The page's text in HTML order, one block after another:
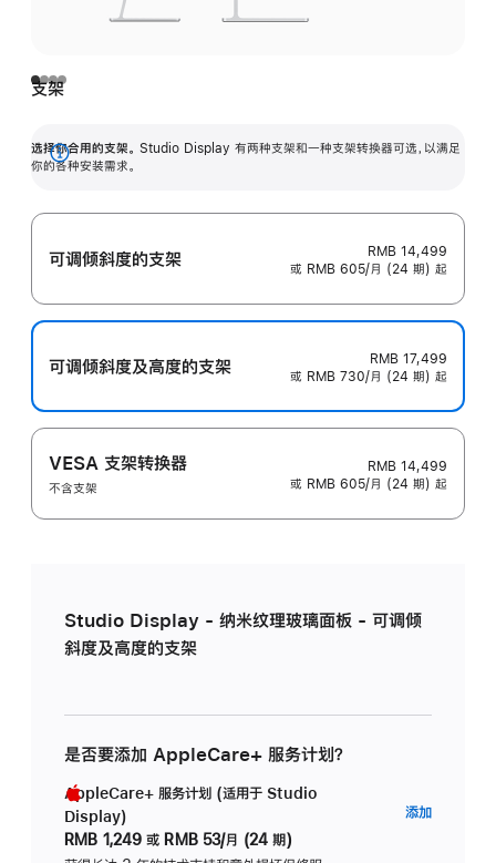
支架
选择你合用的支架。 Studio Display 有两种支架和一种支架转换器可选，以满足
你的各种安装需求。
展
可调倾斜度的支架
RMB 14,499
或 RMB 605/月 (24 期) 起
可调倾斜度及高‍度的支‍架
RMB 17,499
或 RMB 730/月 (24 期) 起
VESA 支架转换器
不含支架
RMB 14,499
或 RMB 605/月 (24 期) 起
Studio Display - 纳米纹理玻璃面板 - 可调倾
斜度及高度的支架
是否要添加 AppleCare+ 服务计划？
AppleCare+ 服务计划 (适用于 Studio
Display)
RMB 1,249 或 RMB 53/月 (24 期)
添加